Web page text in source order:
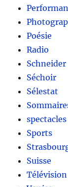
Poésie
Radio
Schneider
Séchoir
Sélestat
spectacles
Sports
Suisse
Télévision